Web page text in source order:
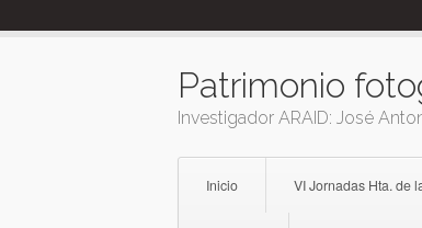
to
Patrimonio
Investigador ARAID: José
Inicio VI Jornadas Hta. de